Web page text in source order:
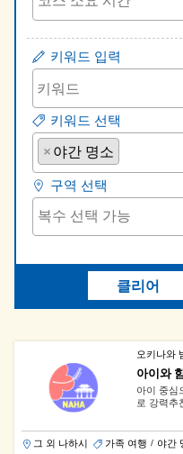
키워드 입력
키워드 선택
×야간 명소
구역 선택
클리어
오키나와
아이와
아이 중심
로 강력추
그 외 나하시 가족 여행 / 야간